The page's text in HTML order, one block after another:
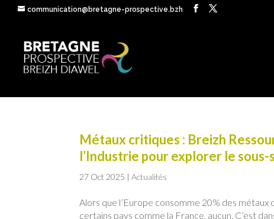
communication@bretagne-prospective.bzh
Métaux critiques : Breizh
l’Industrie pour explorer le
27 Oct 2025 |Actualités
Alors que l’Europe consomme 20% des métaux
certains pays comme la France, aucun. C’est